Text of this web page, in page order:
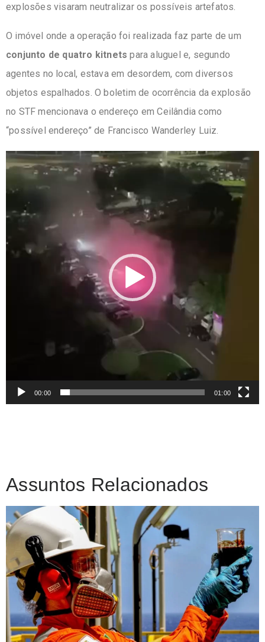
explosões visaram neutralizar os possíveis artefatos.
O imóvel onde a operação foi realizada faz parte de um
conjunto de quatro kitnets para aluguel e, segundo
agentes no local, estava em desordem, com diversos
objetos espalhados. O boletim de ocorrência da explosão
no STF mencionava o endereço em Ceilândia como
“possível endereço” de Francisco Wanderley Luiz.
Tocador
00:00 01:00
Assuntos Relacionados